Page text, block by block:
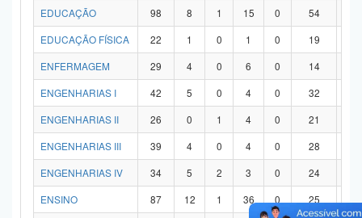
EDUCAÇÃO
98 8 1 15 0 54
EDUCAÇÃO FÍSICA
22 1 0 1 0 19
ENFERMAGEM
29 4 0 6 0 14
ENGENHARIAS I
42 5 0 4 0 32
ENGENHARIAS II
26 0 1 4 0 21
ENGENHARIAS III
39 4 0 4 0 28
ENGENHARIAS IV
34 5 2 3 0 24
ENSINO
87 12 1 36 0 25